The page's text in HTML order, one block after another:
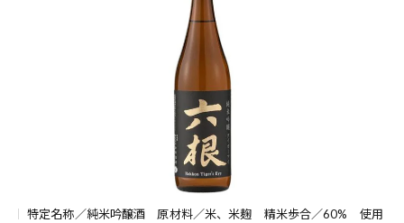
特定名称／純米吟醸酒 原材料／米、米麹 精米歩合／60% 使用